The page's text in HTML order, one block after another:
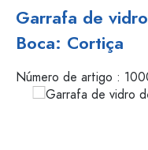
Garrafa de
Boca: Cortiça
Número de artigo :